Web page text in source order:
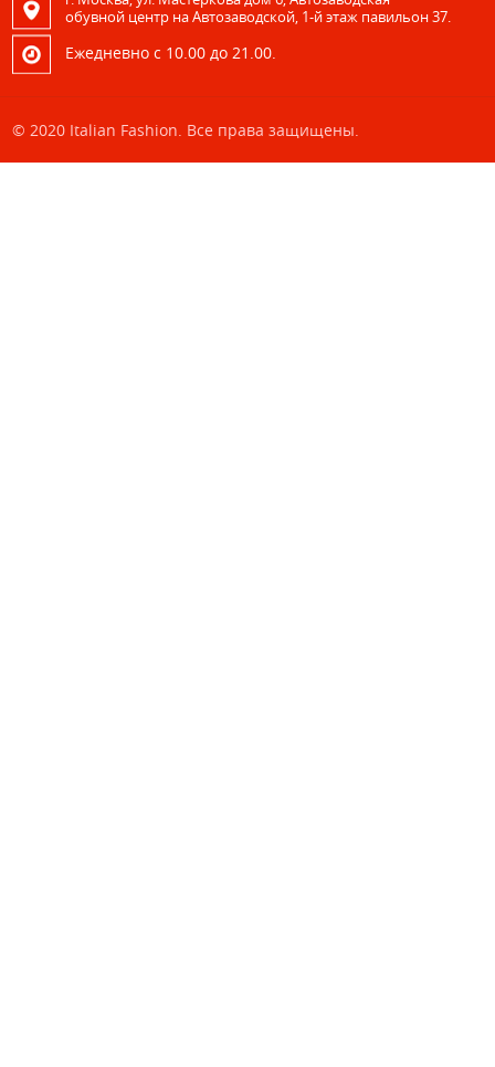
обувной центр на Автозаводской, 1-й этаж павильон 37.
Eжедневно с 10.00 до 21.00.
© 2020 Italian Fashion. Все права защищены.